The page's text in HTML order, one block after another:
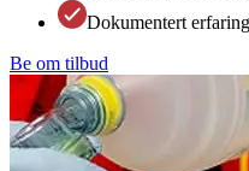
Dokumentert
Be om tilbud